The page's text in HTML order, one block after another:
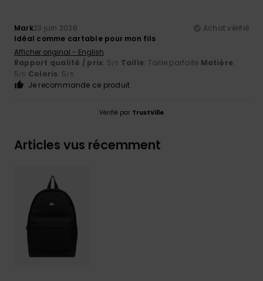
Mark23 juin 2026
Achat vérifié
Idéal comme cartable pour mon fils
Afficher original - English
Rapport qualité / prix: 5/5 Taille: Taille parfaite Matière:
5/5 Coloris: 5/5
Je recommande ce produit
Vérifié par TrustVille
Articles vus récemment